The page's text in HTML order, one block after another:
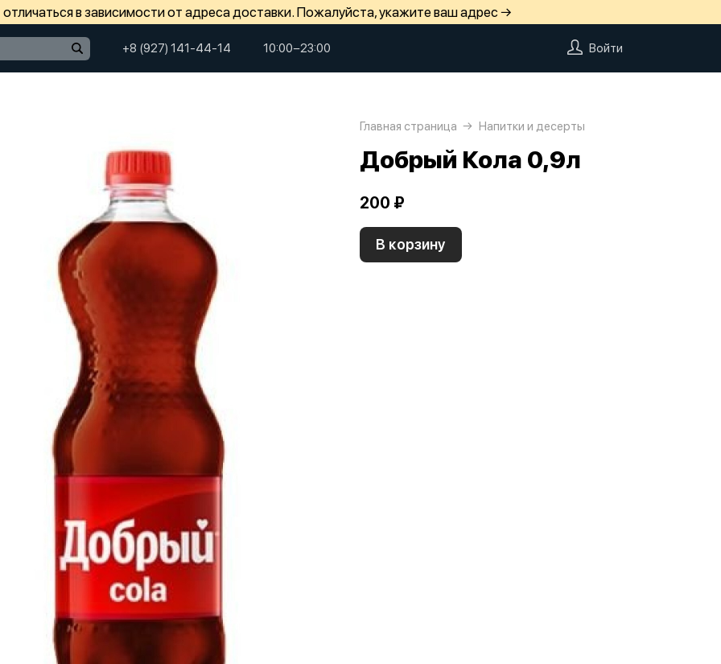
в зависимости от адреса доставки. Пожалуйста, укажите ваш адрес →
+8 (927) 141-44-14 10:00−23:00 Войти
Главная страница Напитки и десерты
Добрый Кола 0,9л
200 ₽
В корзину